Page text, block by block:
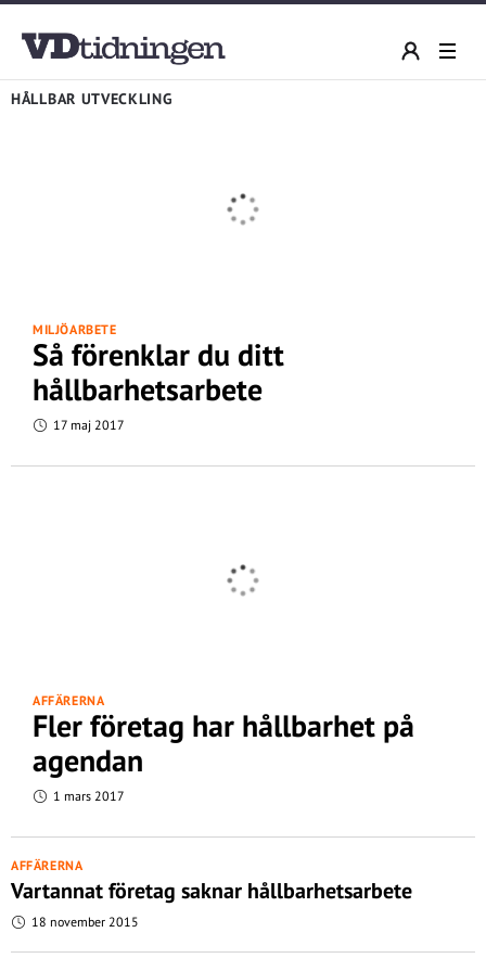
HÅLLBAR UTVECKLING
MILJÖARBETE
Så förenklar du ditt
hållbarhetsarbete
17 maj 2017
AFFÄRERNA
Fler företag har hållbarhet på
agendan
1 mars 2017
AFFÄRERNA
Vartannat företag saknar hållbarhetsarbete
18 november 2015